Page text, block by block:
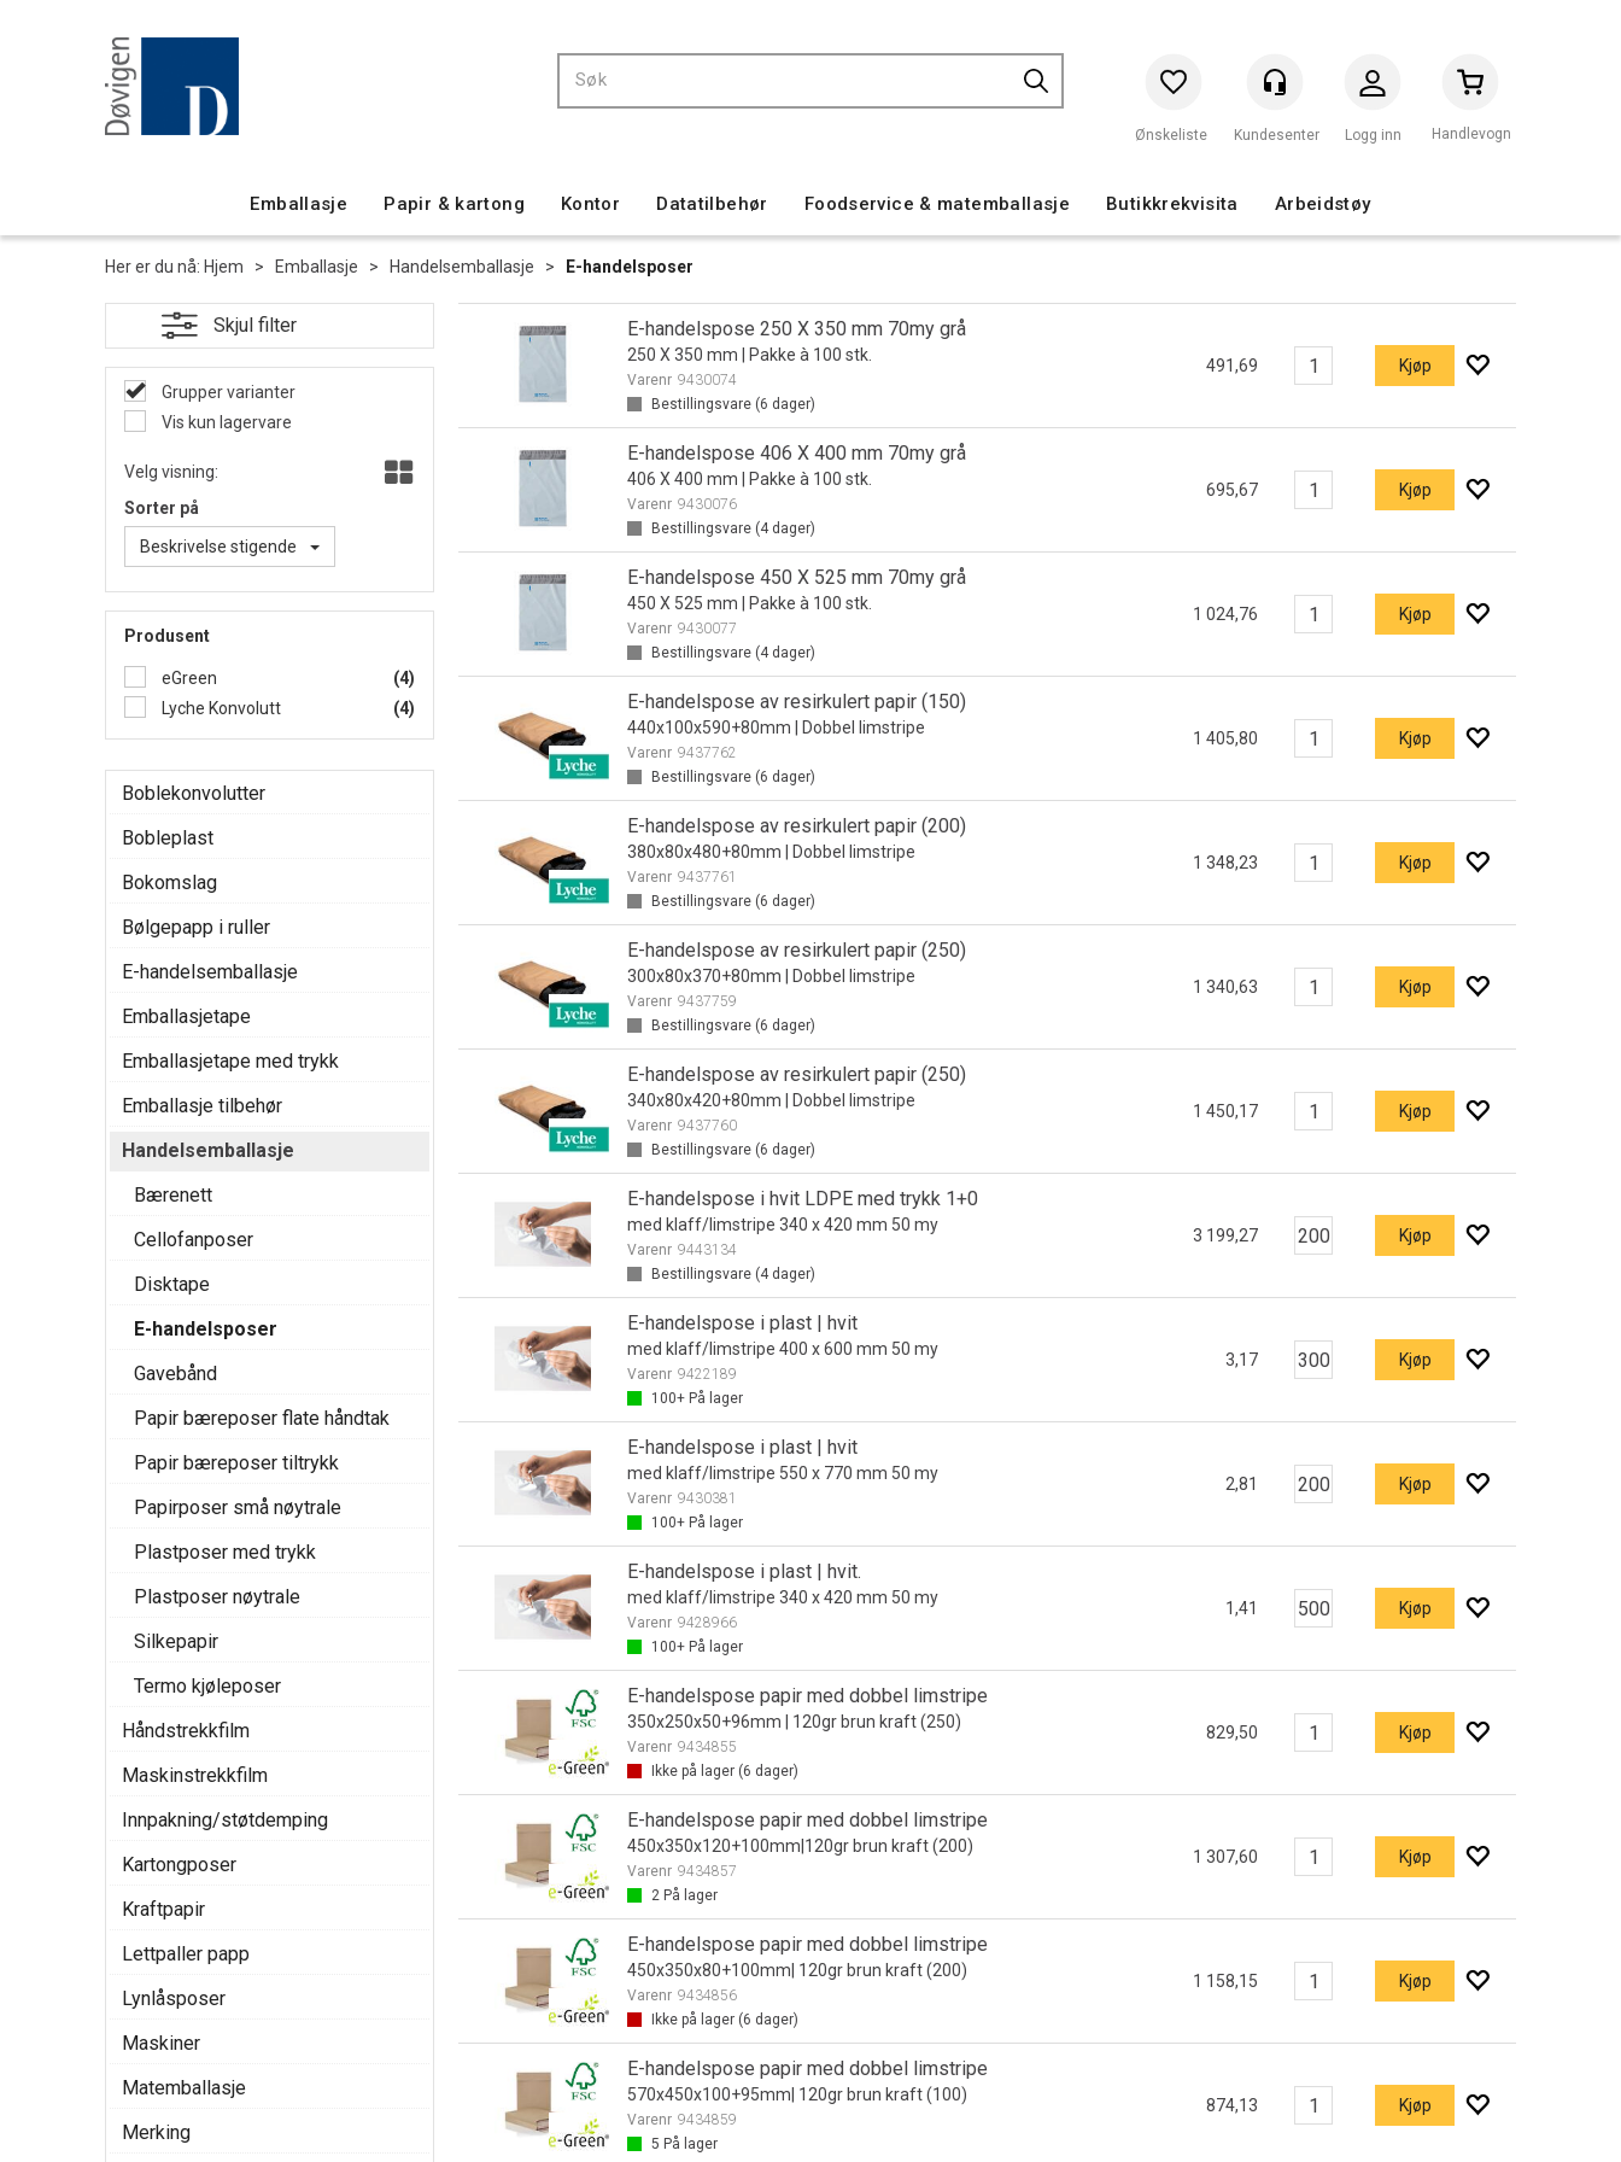
Logg inn Handlevogn
Emballasje Papir & kartong Kontor Datatilbehør Foodservice & matemballasje Butikkrekvisita Arbeidstøy
Her er du nå: Hjem > Emballasje > Handelsemballasje > E-handelsposer
Grupper varianter
Vis kun lagervare
Velg visning:
Sorter på
Beskrivelse stigende
Produsent
eGreen
(4)
Lyche Konvolutt
(4)
Boblekonvolutter
Bobleplast
Bokomslag
Bølgepapp i ruller
E-handelsemballasje
Emballasjetape
Emballasjetape med trykk
Emballasje tilbehør
Handelsemballasje
Bærenett
Cellofanposer
Disktape
E-handelsposer
Gavebånd
Papir bæreposer flate håndtak
Papir bæreposer tiltrykk
Papirposer små nøytrale
Plastposer med trykk
Plastposer nøytrale
Silkepapir
Termo kjøleposer
Håndstrekkfilm
Maskinstrekkfilm
Innpakning/støtdemping
Kartongposer
Kraftpapir
Lettpaller papp
Lynlåsposer
Maskiner
Matemballasje
Merking
E-handelspose 250 X 350 mm 70my grå
250 X 350 mm | Pakke à 100 stk.
Varenr 9430074
Bestillingsvare (6 dager)
491,69 Kjøp
E-handelspose 406 X 400 mm 70my grå
406 X 400 mm | Pakke à 100 stk.
Varenr 9430076
Bestillingsvare (4dager)
695,67 Kjøp
E-handelspose 450 X 525 mm 70my grå
450 X 525 mm | Pakke à 100 stk.
Varenr 9430077
Bestillingsvare (4dager)
1 024,76 Kjøp
E-handelspose av resirkulert papir (150)
440x100x590+80mm | Dobbel limstripe
Varenr 9437762
Bestillingsvare (6 dager)
1 405,80 Kjøp
E-handelspose av resirkulert papir (200)
380x80x480+80mm | Dobbel limstripe
Varenr 9437761
Bestillingsvare (6 dager)
1 348,23 Kjøp
E-handelspose av resirkulert papir (250)
300x80x370+80mm | Dobbel limstripe
Varenr 9437759
Bestillingsvare (6 dager)
1 340,63 Kjøp
E-handelspose av resirkulert papir (250)
340x80x420+80mm | Dobbel limstripe
Varenr 9437760
Bestillingsvare (6 dager)
1 450,17 Kjøp
E-handelspose i hvit LDPE med trykk 1+0
med klaff/limstripe 340 x 420 mm 50 my
Varenr 9443134
Bestillingsvare (4dager)
3 199,27 Kjøp
E-handelspose i plast | hvit
med klaff/limstripe 400 x 600 mm 50 my
Varenr 9422189
100+På lager
3,17 Kjøp
E-handelspose i plast | hvit
med klaff/limstripe 550 x 770 mm 50 my
Varenr 9430381
100+På lager
2,81 Kjøp
E-handelspose i plast | hvit.
med klaff/limstripe 340 x 420 mm 50 my
Varenr 9428966
100+På lager
1,41 Kjøp
E-handelspose papir med dobbel limstripe
350x250x50+96mm | 120gr brun kraft (250)
Varenr 9434855
Ikke på lager (6 dager)
829,50 Kjøp
E-handelspose papir med dobbel limstripe
450x350x120+100mm|120gr brun kraft (200)
Varenr 9434857
2På lager
1 307,60 Kjøp
E-handelspose papir med dobbel limstripe
450x350x80+100mm| 120gr brun kraft (200)
Varenr 9434856
Ikke på lager (6 dager)
1 158,15 Kjøp
E-handelspose papir med dobbel limstripe
570x450x100+95mm| 120gr brun kraft (100)
Varenr 9434859
5 På lager
874,13 Kjøp